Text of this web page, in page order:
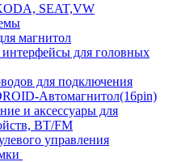
SEAT,VW
магнитол
для головных
для подключения
Автомагнитол(16pin)
и аксессуары для
BT/FM
управления